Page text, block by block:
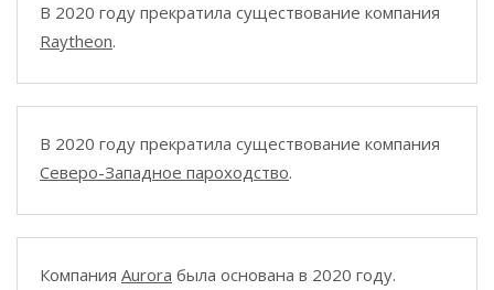
В 2020 году прекратила существование компания
Raytheon.
В 2020 году прекратила существование компания
Северо-Западное пароходство.
Компания Aurora была основана в 2020 году.